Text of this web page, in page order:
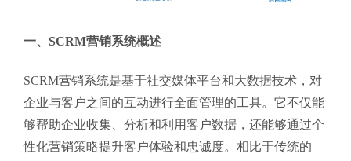
一、SCRM营销系统概述
SCRM营销系统是基于社交媒体平台和大数据技术，对
企业与客户之间的互动进行全面管理的工具。它不仅能
够帮助企业收集、分析和利用客户数据，还能够通过个
性化营销策略提升客户体验和忠诚度。相比于传统的